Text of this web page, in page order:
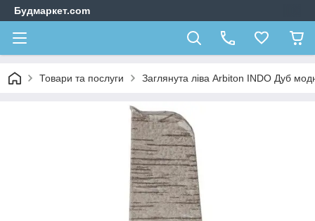
Будмаркет.com
Товари та послуги Заглянута ліва Arbiton INDO Дуб